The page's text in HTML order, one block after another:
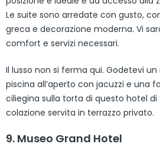
Le suite sono arredate con gusto,
greca e decorazione moderna. Vi
comfort e servizi necessari.
Il lusso non si ferma qui. Godetevi
piscina all’aperto con jacuzzi e una
ciliegina sulla torta di questo hotel di
colazione servita in terrazzo privato.
9. Museo Grand Hotel